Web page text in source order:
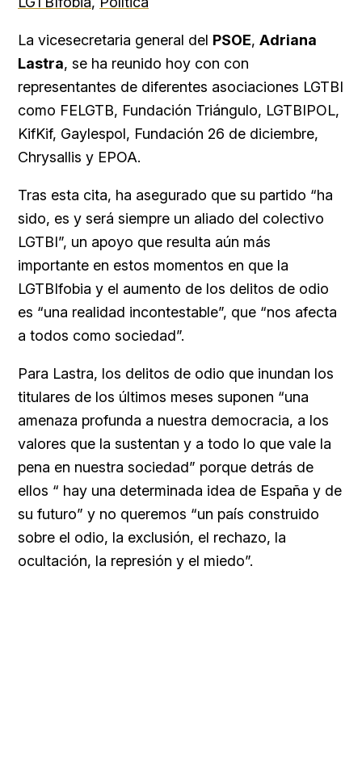
La vicesecretaria general del PSOE, Adriana
Lastra, se ha reunido hoy con con
representantes de diferentes asociaciones LGTBI
como FELGTB, Fundación Triángulo, LGTBIPOL,
KifKif, Gaylespol, Fundación 26 de diciembre,
Chrysallis y EPOA.
Tras esta cita, ha asegurado que su partido “ha
sido, es y será siempre un aliado del colectivo
LGTBI”, un apoyo que resulta aún más
importante en estos momentos en que la
LGTBIfobia y el aumento de los delitos de odio
es “una realidad incontestable”, que “nos afecta
a todos como sociedad”.
Para Lastra, los delitos de odio que inundan los
titulares de los últimos meses suponen “una
amenaza profunda a nuestra democracia, a los
valores que la sustentan y a todo lo que vale la
pena en nuestra sociedad” porque detrás de
ellos “ hay una determinada idea de España y de
su futuro” y no queremos “un país construido
sobre el odio, la exclusión, el rechazo, la
ocultación, la represión y el miedo”.